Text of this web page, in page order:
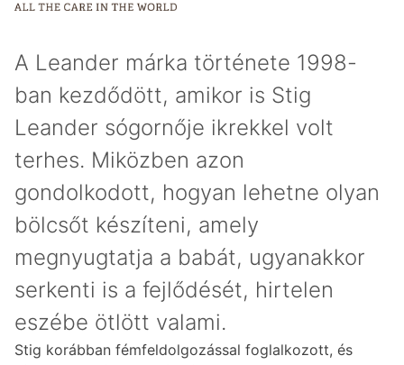
A Leander márka története 1998-
ban kezdődött, amikor is Stig
Leander sógornője ikrekkel volt
terhes. Miközben azon
gondolkodott, hogyan lehetne olyan
bölcsőt készíteni, amely
megnyugtatja a babát, ugyanakkor
serkenti is a fejlődését, hirtelen
eszébe ötlött valami.
Stig korábban fémfeldolgozással foglalkozott, és